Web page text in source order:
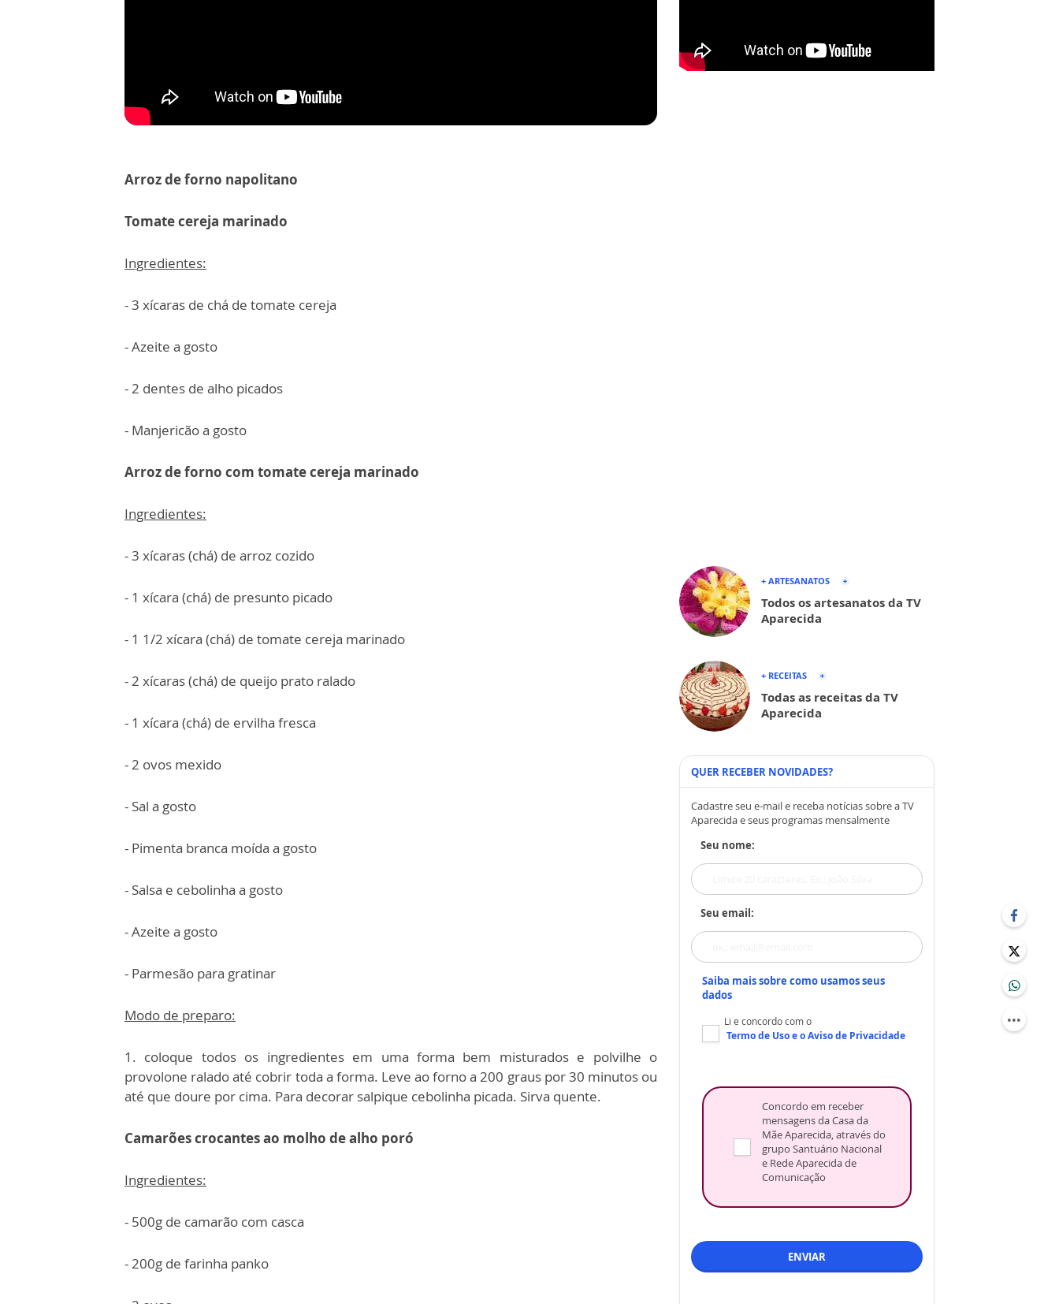
Arroz de forno napolitano
Tomate cereja marinado
Ingredientes:
- 3 xícaras de chá de tomate cereja
- Azeite a gosto
- 2 dentes de alho picados
- Manjericão a gosto
Arroz de forno com tomate cereja marinado
Ingredientes:
- 3 xícaras (chá) de arroz cozido
- 1 xícara (chá) de presunto picado
- 1 1/2 xícara (chá) de tomate cereja marinado
- 2 xícaras (chá) de queijo prato ralado
- 1 xícara (chá) de ervilha fresca
- 2 ovos mexido
- Sal a gosto
- Pimenta branca moída a gosto
- Salsa e cebolinha a gosto
- Azeite a gosto
- Parmesão para gratinar
Modo de preparo:
1. coloque todos os ingredientes em uma forma bem misturados e polvilhe o
provolone ralado até cobrir toda a forma. Leve ao forno a 200 graus por 30 minutos ou
até que doure por cima. Para decorar salpique cebolinha picada. Sirva quente.
Camarões crocantes ao molho de alho poró
Ingredientes:
- 500g de camarão com casca
- 200g de farinha panko
+ ARTESANATOS
Todos os artesanatos da TV
Aparecida
+ RECEITAS
Todas as receitas da TV
Aparecida
QUER RECEBER NOVIDADES?
Cadastre seu e-mail e receba notícias sobre a TV
Aparecida e seus programas mensalmente
Seu nome:
Seu email:
Saiba mais sobre como usamos seus
dados
Li e concordo com o
Termo de Usoe oAviso de Privacidade
Concordo em receber
mensagens da Casa da
Mãe Aparecida, através do
grupo Santuário Nacional
e Rede Aparecida de
Comunicação
ENVIAR